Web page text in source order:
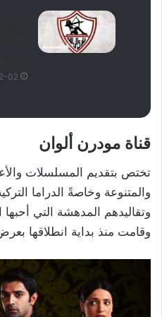
02
قناة مودرن ألوان
تختص بتقديم المسلسلات
والمتنوعة وخاصةً الدراما
وتقاليدهم المدهشة التي
وقامت منذ بداية انطلاقها